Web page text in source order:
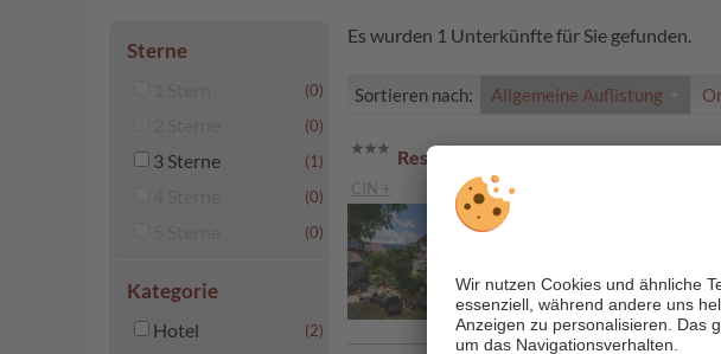
Sterne
(0)
(0)
3 Sterne (1)
(0)
(0)
Kategorie
Hotel (2)
Es wurden 1 Unterkünfte für Sie gefunden.
Sortieren nach: Allgemeine Auflistung
Residence Appartements Walder
CIN +